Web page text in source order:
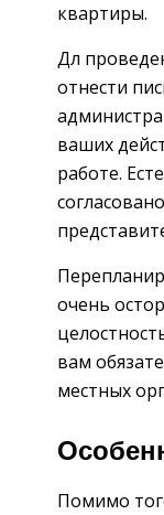
квартиры.
Дл
отнести
ваших
работе.
очень
вам
местных
Помимо